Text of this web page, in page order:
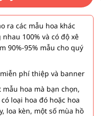
ra các mẫu hoa khác
100% và có độ xê
90%-95% mẫu cho quý
phí thiệp và banner
hoa mà bạn chọn,
loại hoa đó hoặc hoa
loa kèn, một số mùa hồ